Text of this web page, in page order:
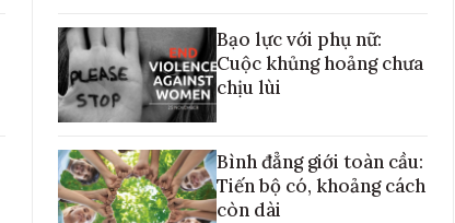
Bạo lực với phụ nữ:
Cuộc khủng hoảng chưa
chịu lùi
Bình đẳng giới toàn cầu:
Tiến bộ có, khoảng cách
còn dài